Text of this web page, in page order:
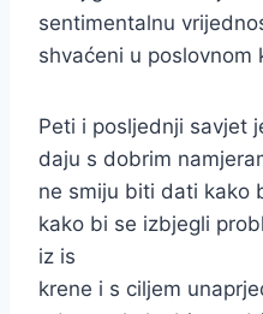
sentimentalnu
shvaćeni u poslovnom
Peti i posljednji savjet
daju s dobrim
ne smiju biti dati kako
kako bi se izbjegli
iz is
krene i s ciljem